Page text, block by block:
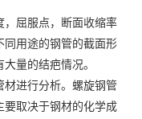
，屈服点，断面收缩率
同用途的钢管的截面形
量的结疤情况。
进行分析。螺旋钢管
要取决于钢材的化学成